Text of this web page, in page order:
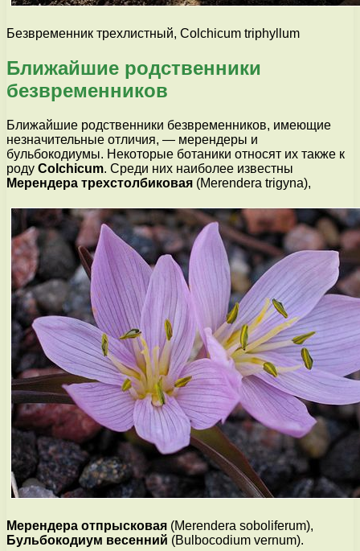
Безвременник трехлистный, Colchicum triphyllum
Ближайшие родственники
безвременников
Ближайшие родственники безвременников, имеющие
незначительные отличия, — мерендеры и
бульбокодиумы. Некоторые ботаники относят их также к
роду Colchicum. Среди них наиболее известны
Мерендера трехстолбиковая (Merendera trigyna),
Мерендера отпрысковая (Merendera soboliferum),
Бульбокодиум весенний (Bulbocodium vernum).